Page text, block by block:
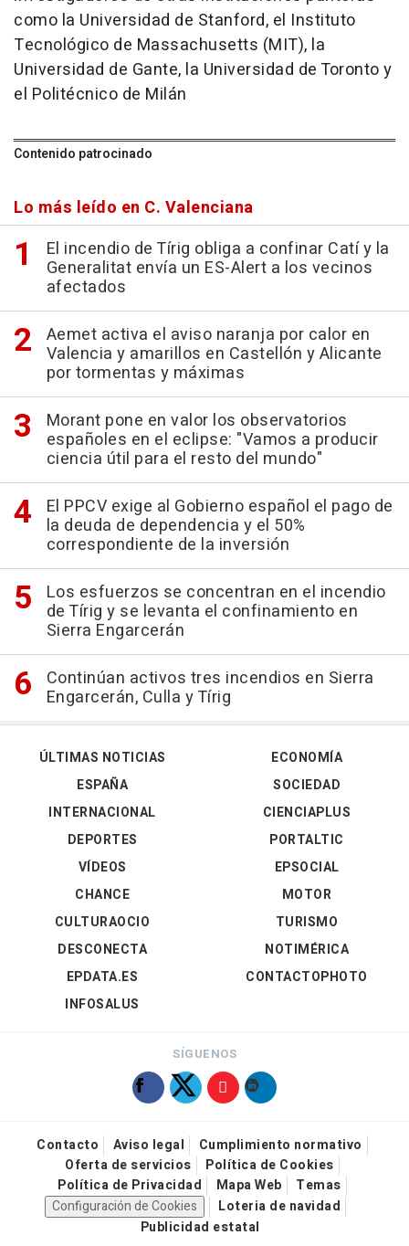
como la Universidad de Stanford, el Instituto
Tecnológico de Massachusetts (MIT), la
Universidad de Gante, la Universidad de Toronto y
el Politécnico de Milán
Contenido patrocinado
Lo más leído en C. Valenciana
El incendio de Tírig obliga a confinar Catí y la
Generalitat envía un ES-Alert a los vecinos
afectados
Aemet activa el aviso naranja por calor en
Valencia y amarillos en Castellón y Alicante
por tormentas y máximas
Morant pone en valor los observatorios
españoles en el eclipse: "Vamos a producir
ciencia útil para el resto del mundo"
El PPCV exige al Gobierno español el pago de
la deuda de dependencia y el 50%
correspondiente de la inversión
Los esfuerzos se concentran en el incendio
de Tírig y se levanta el confinamiento en
Sierra Engarcerán
Continúan activos tres incendios en Sierra
Engarcerán, Culla y Tírig
ÚLTIMAS NOTICIAS
ESPAÑA
INTERNACIONAL
DEPORTES
VÍDEOS
ECONOMÍA
SOCIEDAD
CIENCIAPLUS
PORTALTIC
EPSOCIAL
CHANCE
CULTURAOCIO
DESCONECTA
EPDATA.ES
INFOSALUS
MOTOR
TURISMO
NOTIMÉRICA
CONTACTOPHOTO
SÍGUENOS
Contacto Aviso legal
Cumplimiento normativo
Oferta de servicios
Política de Cookies
Política de Privacidad
Mapa Web
Temas
Configuración de Cookies
Loteria de navidad
Publicidad estatal